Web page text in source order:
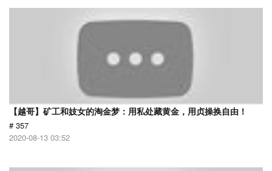
【越哥】矿工和妓女的淘金梦：用私处藏黄金，用贞操换自由！
# 357
2020-08-13 03:52